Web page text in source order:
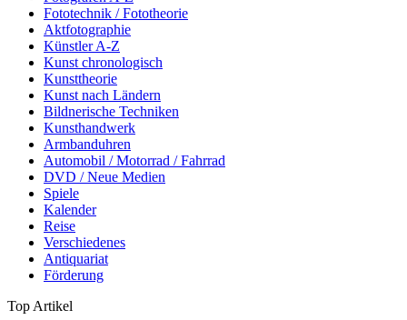
Fototechnik / Fototheorie
Aktfotographie
Künstler A-Z
Kunst chronologisch
Kunsttheorie
Kunst nach Ländern
Bildnerische Techniken
Kunsthandwerk
Armbanduhren
Automobil / Motorrad / Fahrrad
DVD / Neue Medien
Spiele
Kalender
Reise
Verschiedenes
Antiquariat
Förderung
Top Artikel